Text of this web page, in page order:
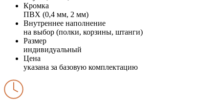
Кромка
ПВХ (0,4 мм, 2 мм)
Внутреннее наполнение
на выбор (полки, корзины, штанги)
Размер
индивидуальный
Цена
указана за базовую комплектацию